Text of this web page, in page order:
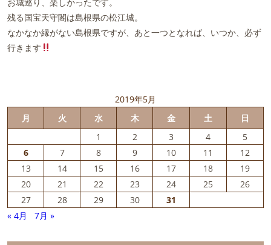
残る国宝天守閣は島根県の松江城。
なかなか縁がない島根県ですが、あと一つとなれば、いつか、必ず
行きます
2019年5月
月
火 水 木 金 土
日
1
2 3 4
5
6
7 8 9 10 11
12
13
14 15 16 17 18
19
20
21 22 23 24 25
26
27
28 29 30
31
« 4月
7月 »